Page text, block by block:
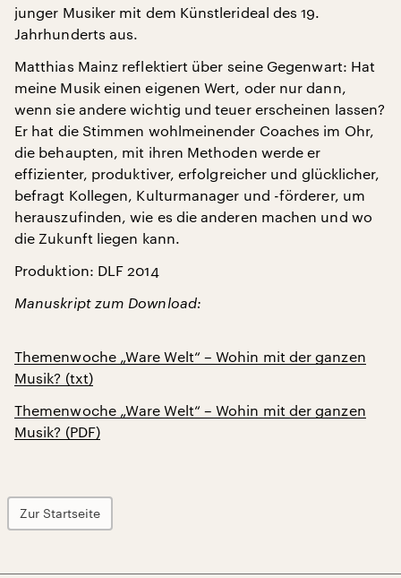
junger Musiker mit dem Künstlerideal des 19.
Jahrhunderts aus.
Matthias Mainz reflektiert über seine Gegenwart: Hat
meine Musik einen eigenen Wert, oder nur dann,
wenn sie andere wichtig und teuer erscheinen lassen?
Er hat die Stimmen wohlmeinender Coaches im Ohr,
die behaupten, mit ihren Methoden werde er
effizienter, produktiver, erfolgreicher und glücklicher,
befragt Kollegen, Kulturmanager und -förderer, um
herauszufinden, wie es die anderen machen und wo
die Zukunft liegen kann.
Produktion: DLF 2014
Manuskript zum Download:
Themenwoche „Ware Welt“ – Wohin mit der ganzen
Musik? (txt)
Themenwoche „Ware Welt“ – Wohin mit der ganzen
Musik? (PDF)
Zur Startseite